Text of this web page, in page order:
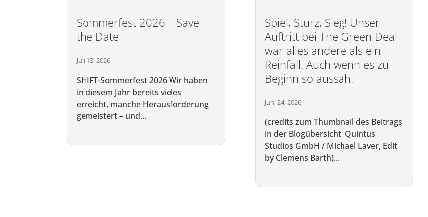
Sommerfest 2026 – Save
the Date
Juli 13, 2026
SHIFT-Sommerfest 2026 Wir haben
in diesem Jahr bereits vieles
erreicht, manche Herausforderung
gemeistert – und...
Spiel, Sturz, Sieg! Unser
Auftritt bei The Green Deal
war alles andere als ein
Reinfall. Auch wenn es zu
Beginn so aussah.
Juni 24, 2026
(credits zum Thumbnail des Beitrags
in der Blogübersicht: Quintus
Studios GmbH / Michael Laver, Edit
by Clemens Barth)...